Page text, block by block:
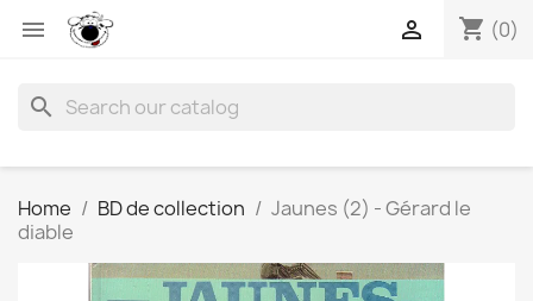
 shopping_cart (0)

search
Home BD de collection
Jaunes (2) - Gérard le
diable